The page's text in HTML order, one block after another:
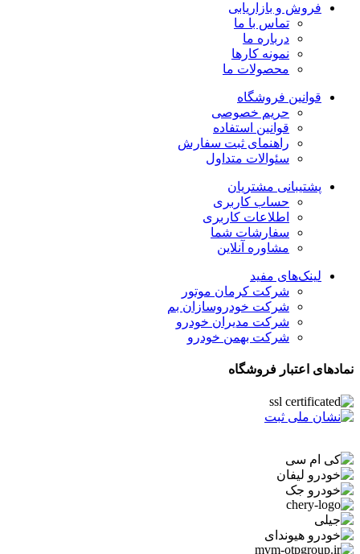
فروش و بازاریابی
تماس با ما
درباره ما
نمونه کارها
محصولات ما
قوانین فروشگاه
حریم خصوصی
قوانین استفاده
راهنمای ثبت سفارش
سئوالات متداول
پشتیبانی مشتریان
حساب کاربری
اطلاعات کاربری
سفارشات شما
مشاوره آنلاین
لینک‌های مفید
شرکت کرمان موتور
شرکت خودروسازان بم
شرکت مدیران خودرو
شرکت بهمن خودرو
نمادهای اعتبار فروشگاه